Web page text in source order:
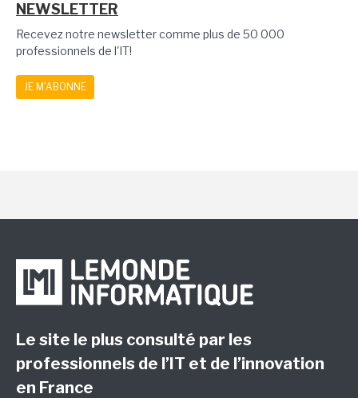
NEWSLETTER
Recevez notre newsletter comme plus de 50 000
professionnels de l'IT!
JE M'ABONNE
Le site le plus consulté par les
professionnels de l’IT et de l’innovation
en France